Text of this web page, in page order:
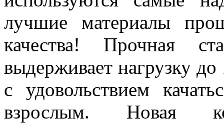
лучшие материалы
качества! Прочная
выдерживает нагрузку
с удовольствием
взрослым. Новая